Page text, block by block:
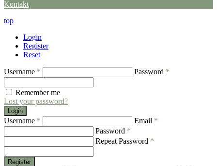
Kontakt
top
Login
Register
Reset
Username * Password *
Remember me
Lost your password?
Login
Username * Email *
Password *
Repeat Password *
Register